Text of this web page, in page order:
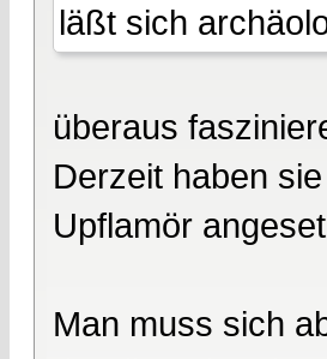
läßt sich
überaus
Derzeit haben
Upflamör
Man muss sich